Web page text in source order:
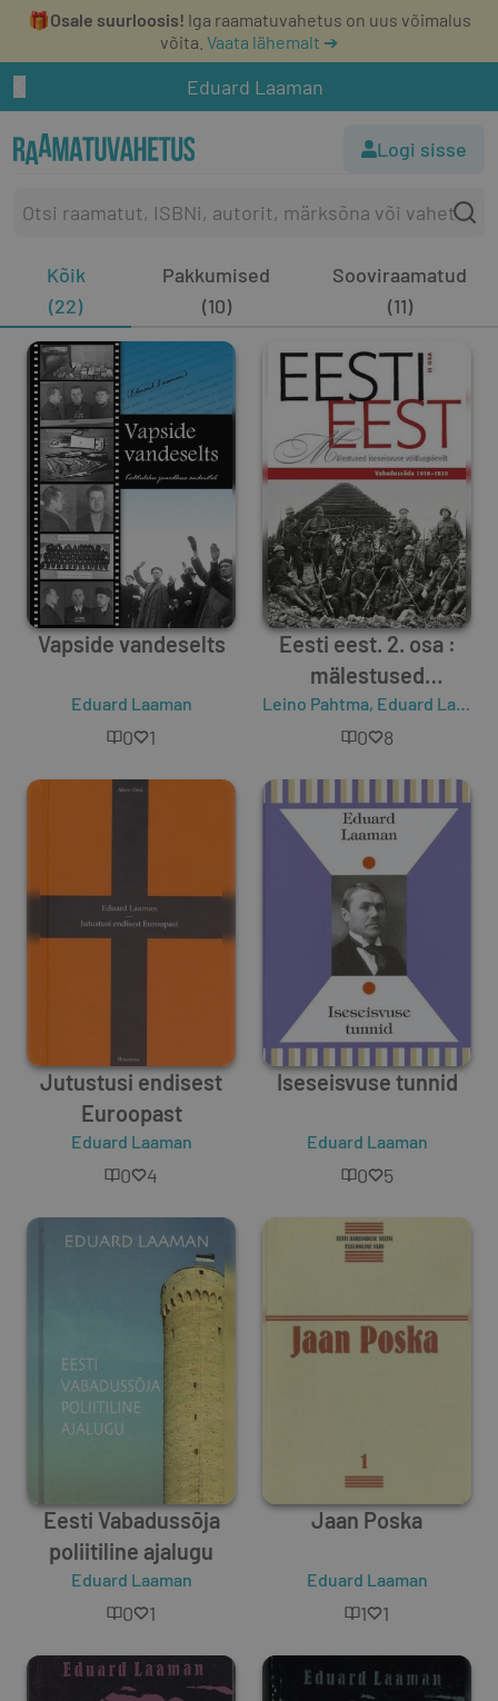
🎁Osale suurloosis! Iga raamatuvahetus on uus võimalus
võita. Vaata lähemalt ➔
Eduard Laaman
Logi sisse
Kõik
(22)
Pakkumised
(10)
Sooviraamatud
(11)
Vapside vandeselts
Eduard Laaman
0 1
Eesti eest. 2. osa :
mälestused
iseseisvuse
võitluspäevilt :
1920
Leino Pahtma, Eduard Laaman
0 8
Jutustusi endisest
Euroopast
Eduard Laaman
0 4
Iseseisvuse tunnid
Eduard Laaman
0 5
Eesti Vabadussõja
poliitiline ajalugu
Eduard Laaman
0 1
Jaan Poska
Eduard Laaman
1 1